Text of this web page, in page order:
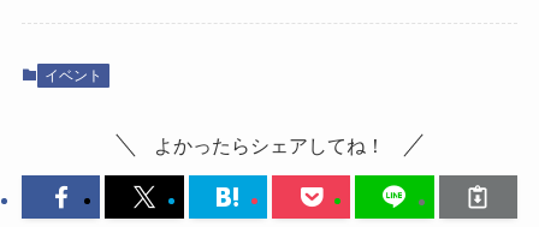
イベント
よかったらシェアしてね！